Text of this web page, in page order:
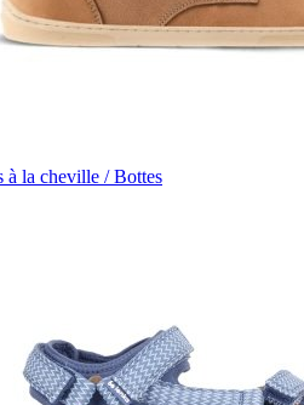
à la cheville / Bottes